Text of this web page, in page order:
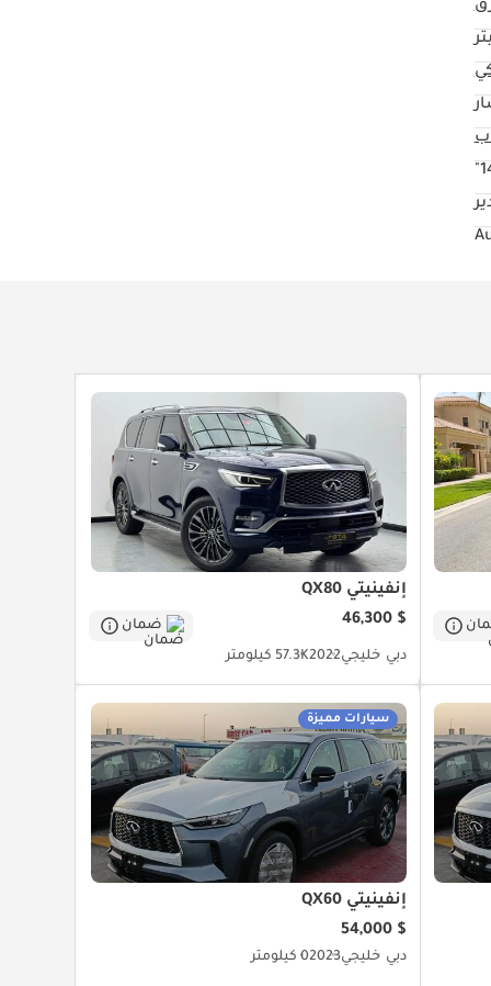
إنفينيتي QX80
$ 46,300
ضمان
دبي خليجي202257.3K كيلومتر
سيارات مميزة
إنفينيتي QX60
$ 54,000
دبي خليجي20230 كيلومتر